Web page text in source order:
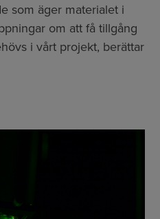
som äger materialet i
om att få tillgång
i vårt projekt, berättar